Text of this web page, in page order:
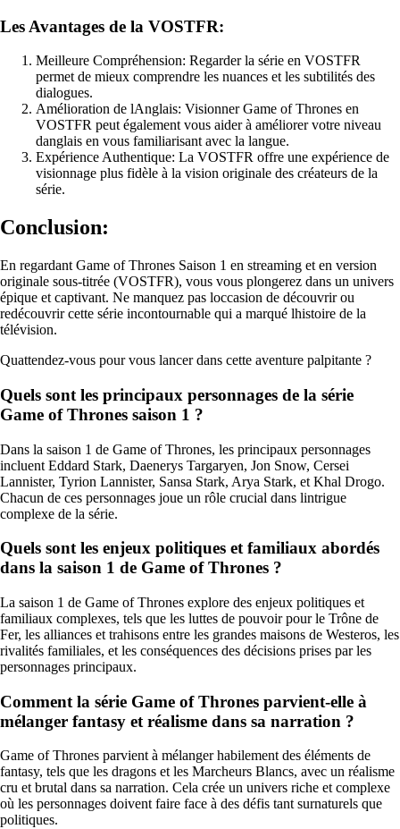
Les Avantages de la VOSTFR:
Meilleure Compréhension: Regarder la série en VOSTFR
permet de mieux comprendre les nuances et les subtilités des
dialogues.
Amélioration de lAnglais: Visionner Game of Thrones en
VOSTFR peut également vous aider à améliorer votre niveau
danglais en vous familiarisant avec la langue.
Expérience Authentique: La VOSTFR offre une expérience de
visionnage plus fidèle à la vision originale des créateurs de la
série.
Conclusion:
En regardant Game of Thrones Saison 1 en streaming et en version
originale sous-titrée (VOSTFR), vous vous plongerez dans un univers
épique et captivant. Ne manquez pas loccasion de découvrir ou
redécouvrir cette série incontournable qui a marqué lhistoire de la
télévision.
Quattendez-vous pour vous lancer dans cette aventure palpitante ?
Quels sont les principaux personnages de la série
Game of Thrones saison 1 ?
Dans la saison 1 de Game of Thrones, les principaux personnages
incluent Eddard Stark, Daenerys Targaryen, Jon Snow, Cersei
Lannister, Tyrion Lannister, Sansa Stark, Arya Stark, et Khal Drogo.
Chacun de ces personnages joue un rôle crucial dans lintrigue
complexe de la série.
Quels sont les enjeux politiques et familiaux abordés
dans la saison 1 de Game of Thrones ?
La saison 1 de Game of Thrones explore des enjeux politiques et
familiaux complexes, tels que les luttes de pouvoir pour le Trône de
Fer, les alliances et trahisons entre les grandes maisons de Westeros, les
rivalités familiales, et les conséquences des décisions prises par les
personnages principaux.
Comment la série Game of Thrones parvient-elle à
mélanger fantasy et réalisme dans sa narration ?
Game of Thrones parvient à mélanger habilement des éléments de
fantasy, tels que les dragons et les Marcheurs Blancs, avec un réalisme
cru et brutal dans sa narration. Cela crée un univers riche et complexe
où les personnages doivent faire face à des défis tant surnaturels que
politiques.